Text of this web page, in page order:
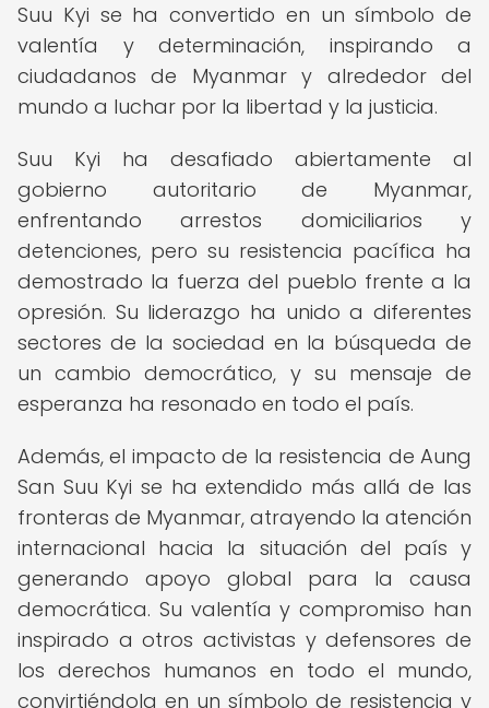
Suu Kyi se ha convertido en un símbolo de
valentía y determinación, inspirando a
ciudadanos de Myanmar y alrededor del
mundo a luchar por la libertad y la justicia.
Suu Kyi ha desafiado abiertamente al
gobierno autoritario de Myanmar,
enfrentando arrestos domiciliarios y
detenciones, pero su resistencia pacífica ha
demostrado la fuerza del pueblo frente a la
opresión. Su liderazgo ha unido a diferentes
sectores de la sociedad en la búsqueda de
un cambio democrático, y su mensaje de
esperanza ha resonado en todo el país.
Además, el impacto de la resistencia de Aung
San Suu Kyi se ha extendido más allá de las
fronteras de Myanmar, atrayendo la atención
internacional hacia la situación del país y
generando apoyo global para la causa
democrática. Su valentía y compromiso han
inspirado a otros activistas y defensores de
los derechos humanos en todo el mundo,
convirtiéndola en un símbolo de resistencia y